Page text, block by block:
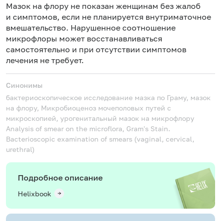
Мазок на флору не показан женщинам без жалоб
и симптомов, если не планируется внутриматочное
вмешательство. Нарушенное соотношение
микрофлоры может восстанавливаться
самостоятельно и при отсутствии симптомов
лечения не требует.
Синонимы
бактериоскопическое исследование мазка по Граму, мазок
на флору, Микробиоценоз мочеполовых путей с
микроскопией, урогенитальный мазок на микрофлору
Analysis of smear on the microflora, Gram's Stain.
Bacterioscopic examination of smears (vaginal, cervical,
urethral)
Подробное описание
Helixbook